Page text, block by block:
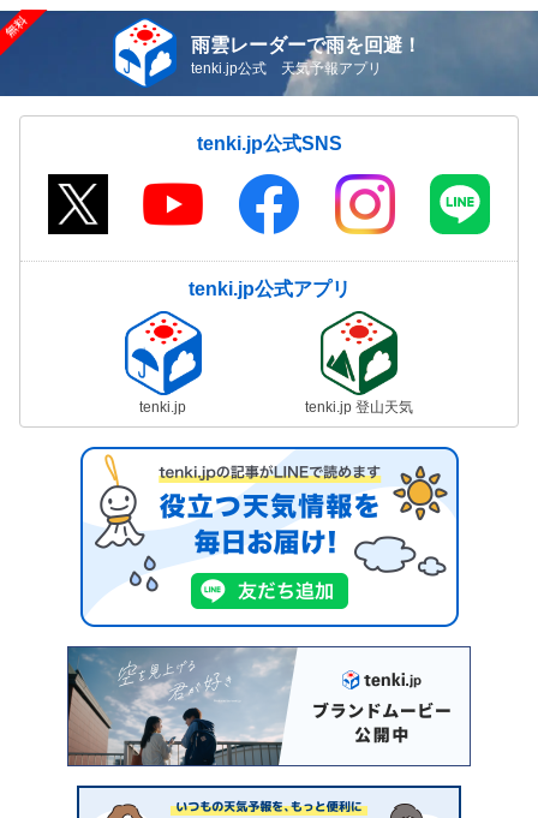
雨雲レーダーで雨を回避！
tenki.jp公式 天気予報アプリ
tenki.jp公式SNS
tenki.jp公式アプリ
tenki.jp tenki.jp 登山天気